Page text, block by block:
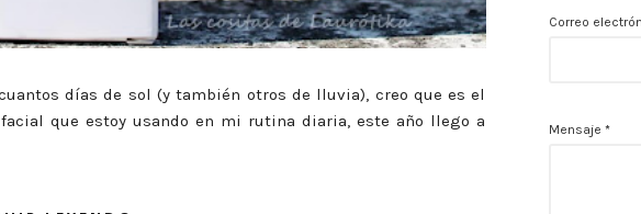
días de sol (y también otros de lluvia), creo que es el
que estoy usando en mi rutina diaria, este año llego a
Correo
Mensaje *